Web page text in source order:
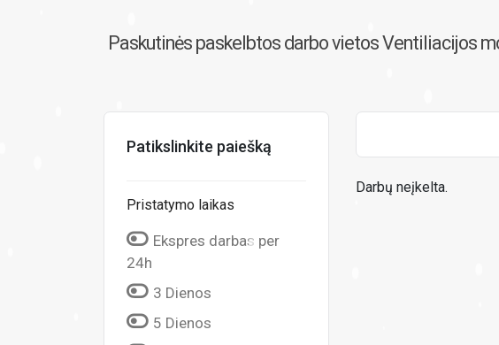
Paskutinės paskelbtos darbo vietos Ventiliacijos
Patikslinkite paiešką
Pristatymo laikas
Ekspres darbas per
24h
3 Dienos
5 Dienos
Darbų neįkelta.